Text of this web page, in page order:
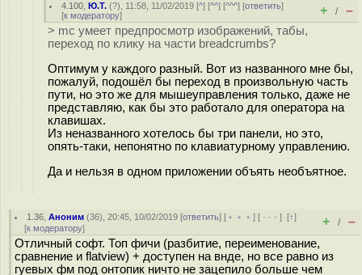
4.100 ,Ю.Т. (?), 11:58, 11/02/2019 [^] [^^] [^^^] [ответить]
[к модератору] + / –
> mc умеет предпросмотр изображений, табы,
переход по клику на части breadcrumbs?
Оптимум у каждого разный. Вот из названного мне бы,
пожалуй, подошёл бы переход в произвольную часть
пути, но это же для мышеуправления только, даже не
представляю, как бы это работало для оператора на
клавишах.
Из неназванного хотелось бы три панели, но это,
опять-таки, непонятно по клавиатурному управлению.
Да и нельзя в одном приложении объять необъятное.
1.36 ,Аноним (36), 20:45, 10/02/2019 [ответить] [ ﹢﹢﹢] [ · · ·][↑]
[к модератору] + / –
Отличный софт. Топ фичи (разбитие, переименование,
сравнение и flatview) + доступен на внде, но все равно из
гуевых фм под онтопик ничто не зацепило больше чем